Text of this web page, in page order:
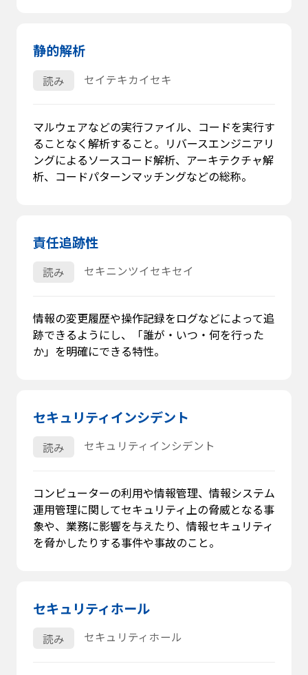
静的解析
読み セイテキカイセキ
マルウェアなどの実行ファイル、コードを実行す
ることなく解析すること。リバースエンジニアリ
ングによるソースコード解析、アーキテクチャ解
析、コードパターンマッチングなどの総称。
責任追跡性
読み セキニンツイセキセイ
情報の変更履歴や操作記録をログなどによって追
跡できるようにし、「誰が・いつ・何を行った
か」を明確にできる特性。
セキュリティインシデント
読み セキュリティインシデント
コンピューターの利用や情報管理、情報システム
運用管理に関してセキュリティ上の脅威となる事
象や、業務に影響を与えたり、情報セキュリティ
を脅かしたりする事件や事故のこと。
セキュリティホール
読み セキュリティホール